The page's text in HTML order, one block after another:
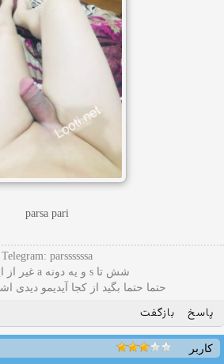
parsa pari
Telegram: parssssssa
شش تا s و یه دونه a غیر از این فیکه
حتما حتما بگید از کجا آیدیمو دیدی
پاسخ بازگفت
کاربر